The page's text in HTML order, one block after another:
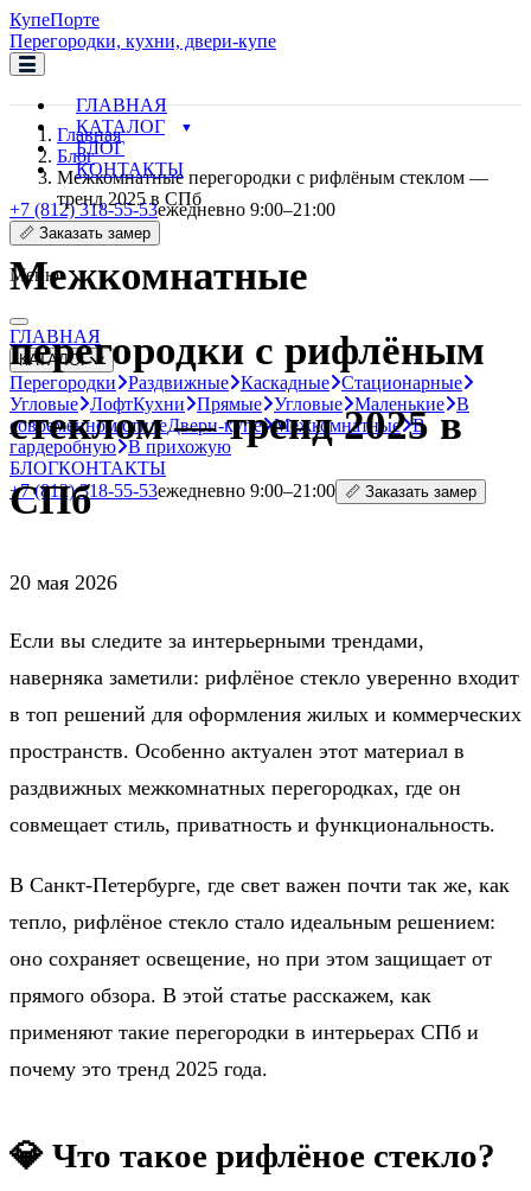
КупеПорте
Перегородки, кухни, двери-купе
ГЛАВНАЯ
КАТАЛОГ
БЛОГ
КОНТАКТЫ
+7 (812) 318-55-53ежедневно 9:00–21:00
📏 Заказать замер
Меню
ГЛАВНАЯ
КАТАЛОГ
Перегородки Раздвижные Каскадные Стационарные
Угловые ЛофтКухни Прямые Угловые Маленькие В
современном стилеДвери-купе Межкомнатные В
гардеробную В прихожую
БЛОГКОНТАКТЫ
+7 (812) 318-55-53ежедневно 9:00–21:00 📏 Заказать замер
Главная
Блог
Межкомнатные перегородки с рифлёным стеклом —
тренд 2025 в СПб
Межкомнатные
перегородки с рифлёным
стеклом — тренд 2025 в
СПб
20 мая 2026
Если вы следите за интерьерными трендами,
наверняка заметили: рифлёное стекло уверенно входит
в топ решений для оформления жилых и коммерческих
пространств. Особенно актуален этот материал в
раздвижных межкомнатных перегородках, где он
совмещает стиль, приватность и функциональность.
В Санкт-Петербурге, где свет важен почти так же, как
тепло, рифлёное стекло стало идеальным решением:
оно сохраняет освещение, но при этом защищает от
прямого обзора. В этой статье расскажем, как
применяют такие перегородки в интерьерах СПб и
почему это тренд 2025 года.
💎 Что такое рифлёное стекло?